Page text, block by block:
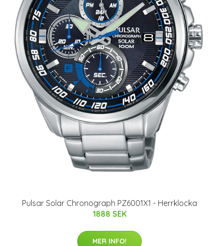
Pulsar Solar Chronograph PZ6001X1 - Herrklocka
1888 SEK
MER INFO!